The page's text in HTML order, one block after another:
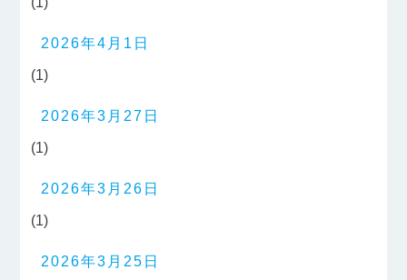
2026年4月1日
(1)
2026年3月27日
(1)
2026年3月26日
(1)
2026年3月25日